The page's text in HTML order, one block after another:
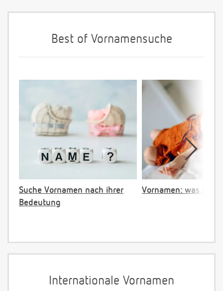
Best of Vornamensuche
Suche Vornamen nach ihrer
Bedeutung
Vornamen: was ist
Internationale Vornamen